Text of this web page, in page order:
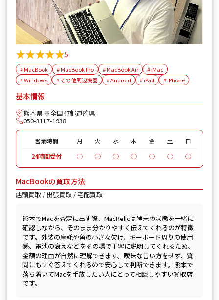
★★★★★
★★★★★5
# MacBook # MacBook Pro # MacBook Air
# iMac
# Windows
# その他周辺機器 # Android # iPad # iPhone
基本情報
熊本県 ※全国47都道府県
050-3117-1938
営業時間 月 火 水 木 金 土
日
24時間受付
◯ ◯ ◯ ◯ ◯ ◯ ◯
MacBookの買取方法
店頭買取 / 出張買取 / 宅配買取
熊本でMacを査定に出す際、MacRelicは端末の状態を一緒に
確認しながら、そのまま分かりやすく伝えてくれるのが特徴
です。外装の摩耗や角の小さな欠け、キーボード周りの使用
感、電池の衰えなどをその場で丁寧に説明してくれるため、
金額の理由が自然に理解できます。曖昧な言い方をせず、質
問にもすぐ答えてくれるので安心して判断できます。熊本で
落ち着いてMacを手放したい人にとって相談しやすい買取店
です。